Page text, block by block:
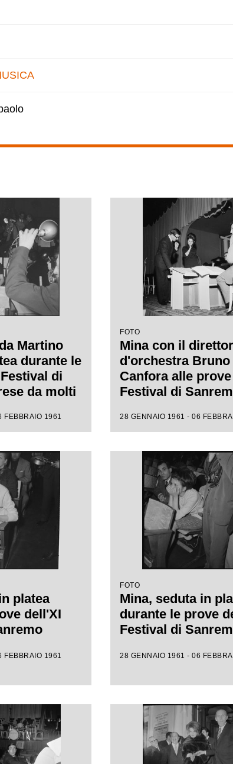
Martino
durante le
di
da molti
FEBBRAIO 1961
FOTO
Mina con il
d'orchestra Bruno
Canfora alle
Festival di
28 GENNAIO 1961 - 06
platea
dell'XI
FEBBRAIO 1961
FOTO
Mina, seduta in
durante le prove
Festival di
28 GENNAIO 1961 - 06